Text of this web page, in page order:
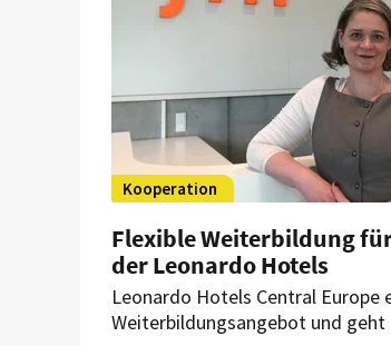
zurück.
Kooperation
Flexible Weiterbildung
der Leonardo Hotels
Leonardo Hotels Central Europe
Weiterbildungsangebot und